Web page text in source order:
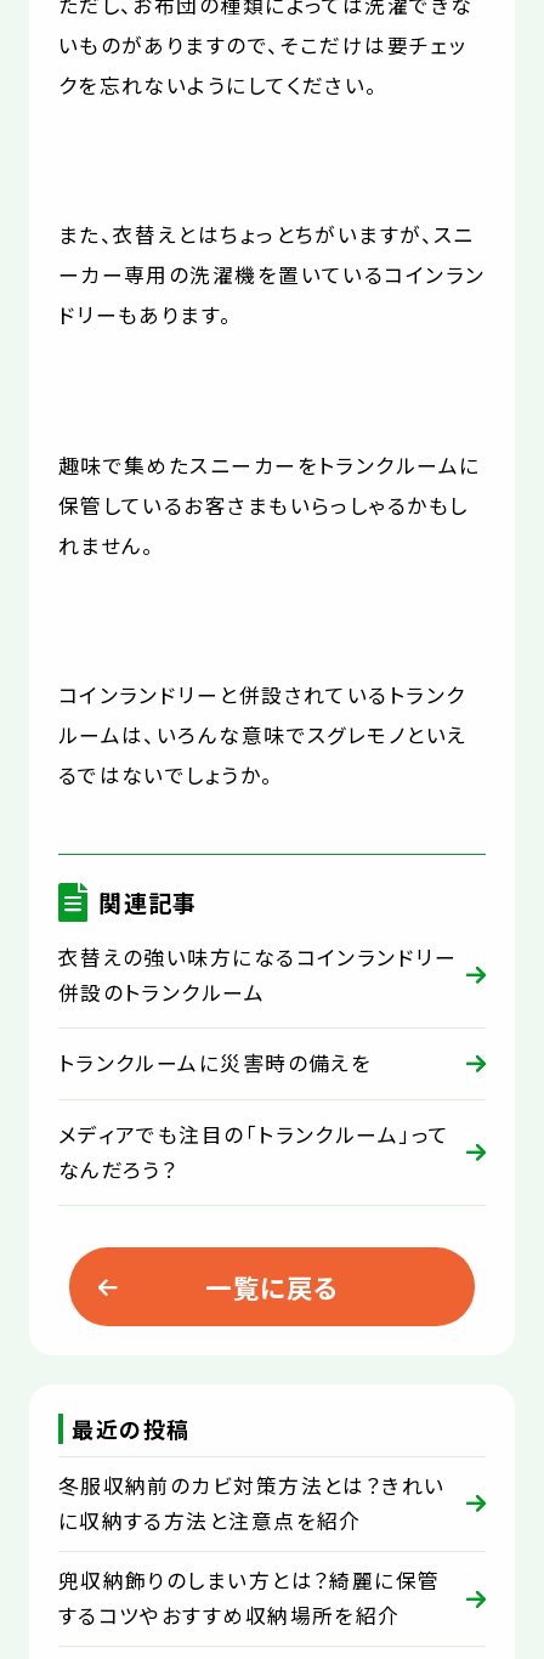
いものがありますので、そこだけは要チェッ
クを忘れないようにしてください。
また、衣替えとはちょっとちがいますが、スニ
ーカー専用の洗濯機を置いているコインラン
ドリーもあります。
趣味で集めたスニーカーをトランクルームに
保管しているお客さまもいらっしゃるかもし
れません。
コインランドリーと併設されているトランク
ルームは、いろんな意味でスグレモノといえ
るではないでしょうか。
関連記事
衣替えの強い味方になるコインランドリー
併設のトランクルーム
トランクルームに災害時の備えを
メディアでも注目の「トランクルーム」って
なんだろう？
一覧に戻る
最近の投稿
冬服収納前のカビ対策方法とは？きれい
に収納する方法と注意点を紹介
兜収納飾りのしまい方とは？綺麗に保管
するコツやおすすめ収納場所を紹介